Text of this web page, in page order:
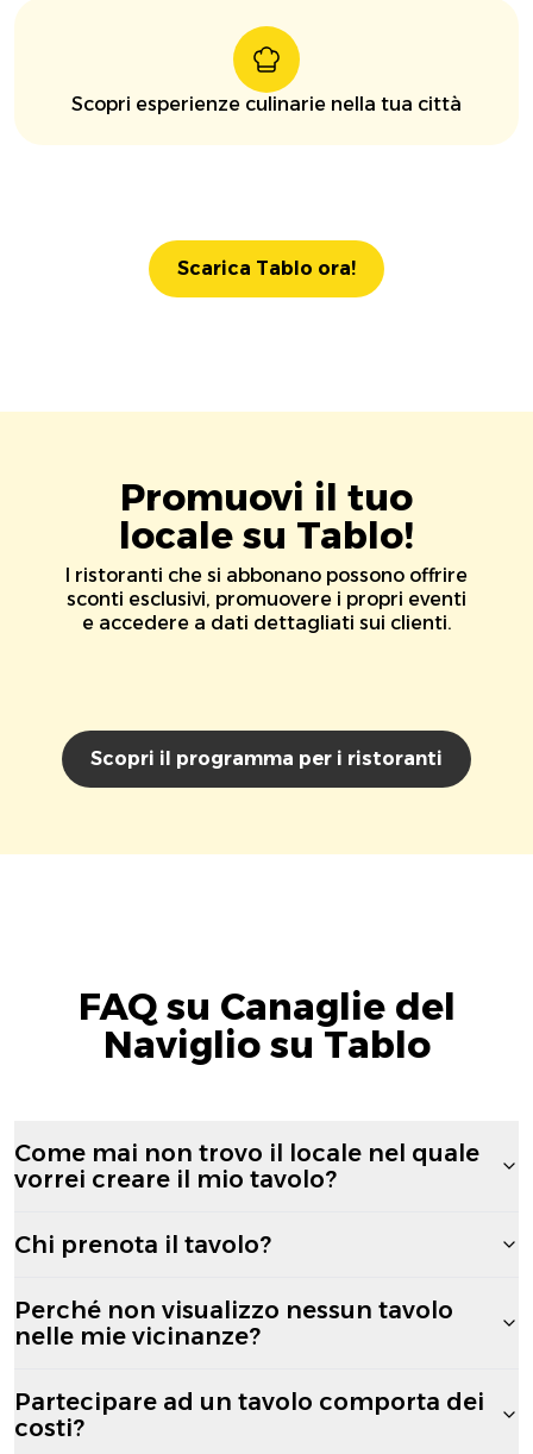
Scopri esperienze culinarie nella tua città
Scarica Tablo ora!
Promuovi il tuo
locale su Tablo!
I ristoranti che si abbonano possono offrire
sconti esclusivi, promuovere i propri eventi
e accedere a dati dettagliati sui clienti.
Scopri il programma per i ristoranti
FAQ su Canaglie del
Naviglio su Tablo
Come mai non trovo il locale nel quale
vorrei creare il mio tavolo?
Chi prenota il tavolo?
Perché non visualizzo nessun tavolo
nelle mie vicinanze?
Partecipare ad un tavolo comporta dei
costi?